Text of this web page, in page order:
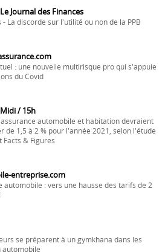
Journal des Finances
- La discorde sur l'utilité ou non de la PPB
: une nouvelle multirisque pro qui s'appuie
du Covid
Midi / 15h
automobile et habitation devraient
de 1,5 à 2 % pour l'année 2021, selon l'étude
Facts & Figures
entreprise.com
automobile : vers une hausse des tarifs de 2
se préparent à un gymkhana dans les
automobile